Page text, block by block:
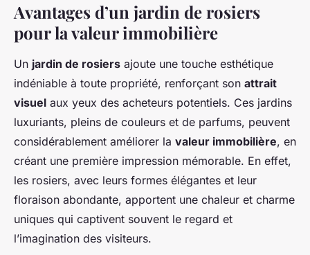
Augmenter la valeur de votre
maison avec un jardin de
rosiers
Sarah 20 décembre 2024 5 min de lecture
Avantages d’un jardin de rosiers
pour la valeur immobilière
Un jardin de rosiers ajoute une touche esthétique
indéniable à toute propriété, renforçant son attrait
visuel aux yeux des acheteurs potentiels. Ces jardins
luxuriants, pleins de couleurs et de parfums, peuvent
considérablement améliorer la valeur immobilière, en
créant une première impression mémorable. En effet,
les rosiers, avec leurs formes élégantes et leur
floraison abondante, apportent une chaleur et charme
uniques qui captivent souvent le regard et
l’imagination des visiteurs.